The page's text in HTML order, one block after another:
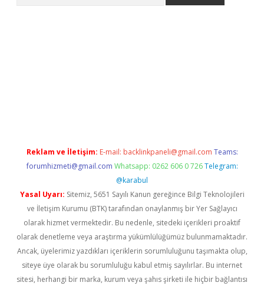
Reklam ve İletişim: E-mail: backlinkpaneli@gmail.com Teams:
forumhizmeti@gmail.com Whatsapp: 0262 606 0 726 Telegram:
@karabul
Yasal Uyarı: Sitemiz, 5651 Sayılı Kanun gereğince Bilgi Teknolojileri
ve İletişim Kurumu (BTK) tarafından onaylanmış bir Yer Sağlayıcı
olarak hizmet vermektedir. Bu nedenle, sitedeki içerikleri proaktif
olarak denetleme veya araştırma yükümlülüğümüz bulunmamaktadır.
Ancak, üyelerimiz yazdıkları içeriklerin sorumluluğunu taşımakta olup,
siteye üye olarak bu sorumluluğu kabul etmiş sayılırlar. Bu internet
sitesi, herhangi bir marka, kurum veya şahıs şirketi ile hiçbir bağlantısı